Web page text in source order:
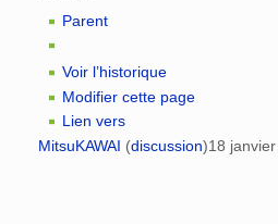
Parent
Voir l’historique
Modifier cette page
Lien vers
MitsuKAWAI (discussion)18